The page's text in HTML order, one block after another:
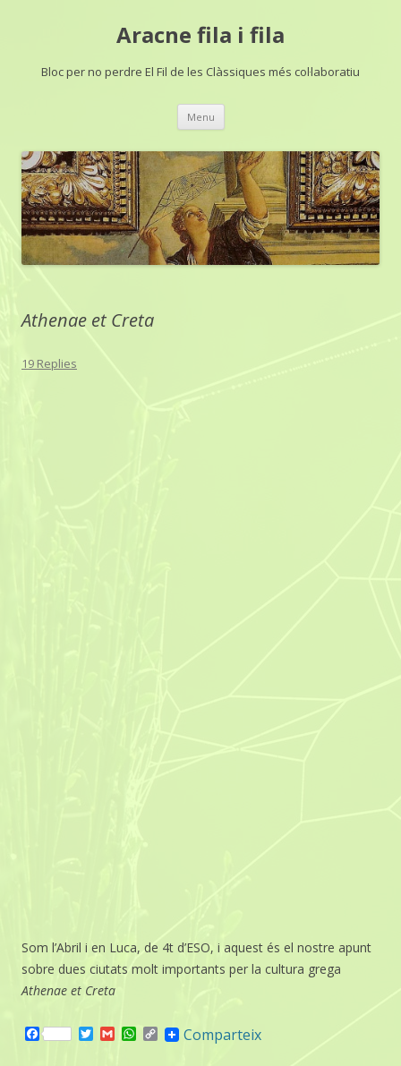
Aracne fila i fila
Bloc per no perdre El Fil de les Clàssiques més col·laboratiu
Menu Skip
Athenae et Creta
19 Replies
Som l’Abril i en Luca, de 4t d’ESO, i aquest és el nostre apunt
sobre dues ciutats molt importants per la cultura grega
Athenae et Creta
F T G W C
o
Comparteix